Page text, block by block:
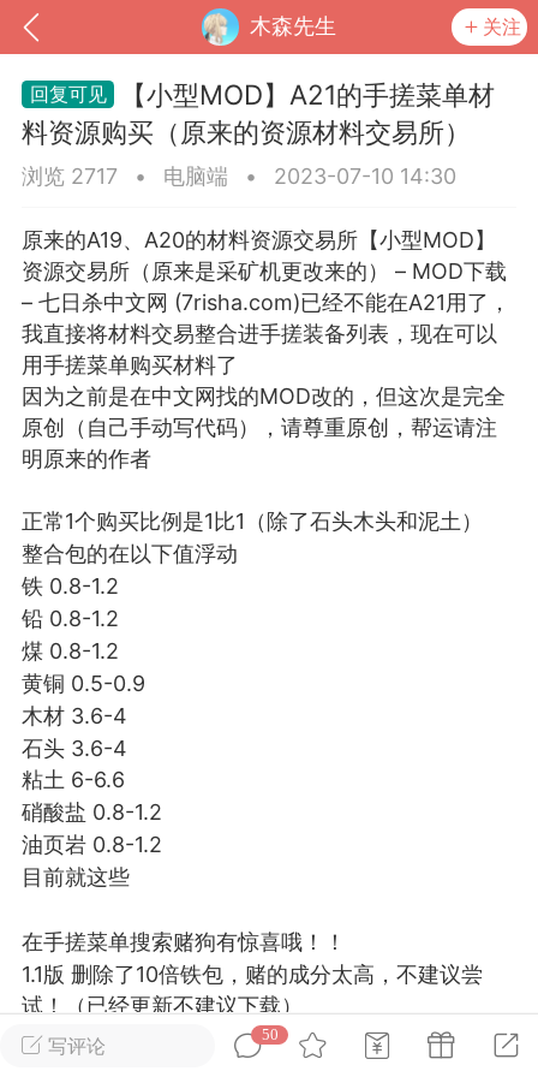
木森先生 关注
我的钱包 道具 排行榜
MOD下载 攻略教程 联机招募
大人
02-10 15:45
卖挂
禁止发布联机可用的作弊模组，
单机辅助引流私下售卖服务器外挂！
作弊模组的发布规范近期收到一些信息
作弊模组在联机服务器使用,为了维护游
环境，中文网特此发布以下声明，规范
模组的发布行为：1. *...
72 2.22w
大人
Lv.8
写评论
50
【小型MOD】A21的手搓菜单材
料资源购买（原来的资源材料交易所）
浏览 2717 • 电脑端 • 2023-07-10 14:30
原来的A19、A20的材料资源交易所【小型MOD】
资源交易所（原来是采矿机更改来的） – MOD下载
– 七日杀中文网 (7risha.com)已经不能在A21用了，
我直接将材料交易整合进手搓装备列表，现在可以
用手搓菜单购买材料了
因为之前是在中文网找的MOD改的，但这次是完全
原创（自己手动写代码），请尊重原创，帮运请注
明原来的作者
正常1个购买比例是1比1（除了石头木头和泥土）
整合包的在以下值浮动
铁 0.8-1.2
铅 0.8-1.2
煤 0.8-1.2
黄铜 0.5-0.9
木材 3.6-4
石头 3.6-4
粘土 6-6.6
硝酸盐 0.8-1.2
油页岩0.8-1.2
目前就这些
在手搓菜单搜索赌狗有惊喜哦！！
1.1版 删除了10倍铁包，赌的成分太高，不建议尝
试！（已经更新不建议下载）
1.3版 增加了物品描述，增加油页岩包，修复了油页
岩包的BUG，删除了10倍资源包的代码（推